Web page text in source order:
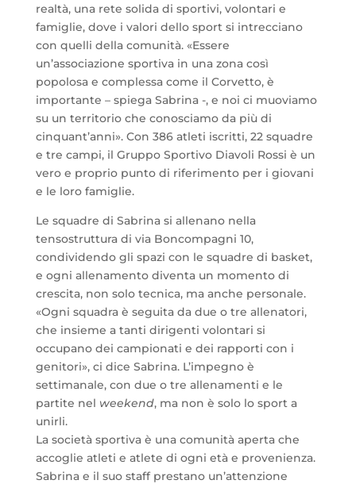
realtà, una rete solida di sportivi, volontari e
famiglie, dove i valori dello sport si intrecciano
con quelli della comunità. «Essere
un’associazione sportiva in una zona così
popolosa e complessa come il Corvetto, è
importante – spiega Sabrina -, e noi ci muoviamo
su un territorio che conosciamo da più di
cinquant’anni». Con 386 atleti iscritti, 22 squadre
e tre campi, il Gruppo Sportivo Diavoli Rossi è un
vero e proprio punto di riferimento per i giovani
e le loro famiglie.
Le squadre di Sabrina si allenano nella
tensostruttura di via Boncompagni 10,
condividendo gli spazi con le squadre di basket,
e ogni allenamento diventa un momento di
crescita, non solo tecnica, ma anche personale.
«Ogni squadra è seguita da due o tre allenatori,
che insieme a tanti dirigenti volontari si
occupano dei campionati e dei rapporti con i
genitori», ci dice Sabrina. L’impegno è
settimanale, con due o tre allenamenti e le
partite nel weekend, ma non è solo lo sport a
unirli.
La società sportiva è una comunità aperta che
accoglie atleti e atlete di ogni età e provenienza.
Sabrina e il suo staff prestano un’attenzione